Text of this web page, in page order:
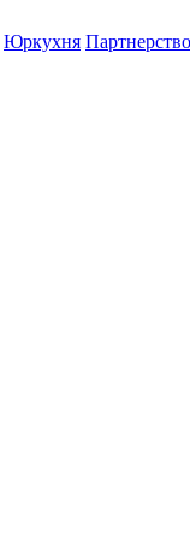
Юркухня Партнерство